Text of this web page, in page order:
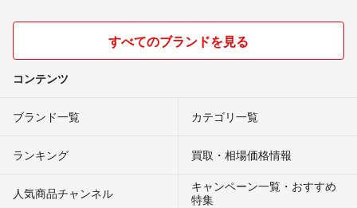
すべてのブランドを見る
コンテンツ
ブランド一覧 カテゴリ一覧
ランキング 買取・相場価格情報
人気商品チャンネル
キャンペーン一覧・おすすめ
特集